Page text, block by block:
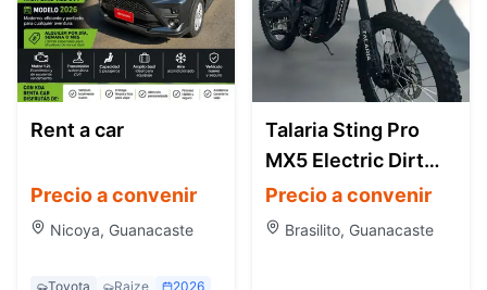
Rent a car
Precio a convenir
Nicoya, Guanacaste
Toyota Raize
2026
Talaria Sting Pro
MX5 Electric Dirt
Bike (Off-Road)
Precio a convenir
Brasilito, Guanacaste